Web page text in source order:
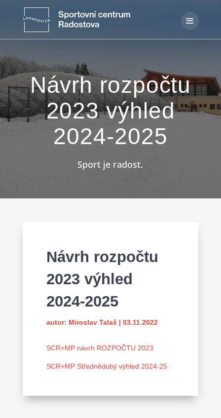
Návrh rozpočtu
2023 výhled
2024-2025
Sport je radost.
Návrh rozpočtu
2023 výhled
2024-2025
autor: Miroslav Talaš | 03.11.2022
SCR+MP návrh ROZPOČTU 2023
SCR+MP Střednědobý výhled 2024-25